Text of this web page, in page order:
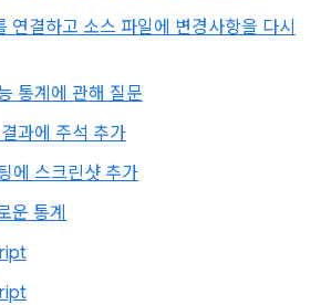
연결하고 소스 파일에 변경사항을 다시
통계에 관해 질문
과에 주석 추가
에 스크린샷 추가
운 통계